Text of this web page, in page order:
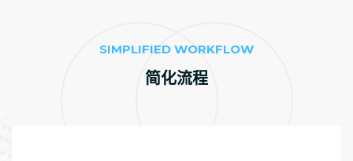
SIMPLIFIED WORKFLOW
简化流程